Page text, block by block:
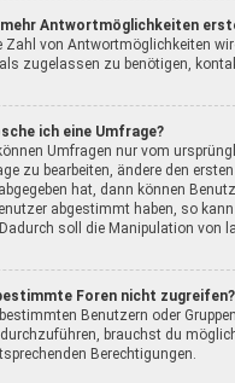
Antwortmöglichkeiten
Zahl von Antwortmöglichkeiten
zugelassen zu benötigen,
ich eine Umfrage?
Umfragen nur vom
zu bearbeiten, ändere den
hat, dann können
abgestimmt haben, so
soll die Manipulation von
Foren nicht zugreifen?
Benutzern oder
brauchst du
Berechtigungen.